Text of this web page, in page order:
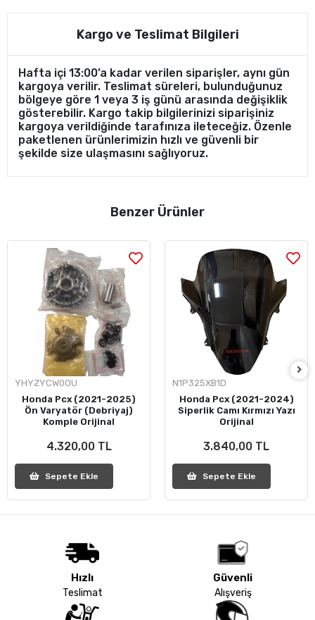
Kargo ve Teslimat Bilgileri
Hafta içi 13:00’a kadar verilen siparişler, aynı gün
kargoya verilir. Teslimat süreleri, bulunduğunuz
bölgeye göre 1 veya 3 iş günü arasında değişiklik
gösterebilir. Kargo takip bilgilerinizi siparişiniz
kargoya verildiğinde tarafınıza ileteceğiz. Özenle
paketlenen ürünlerimizin hızlı ve güvenli bir
şekilde size ulaşmasını sağlıyoruz.
Benzer Ürünler
YHYZYCW0OU
Honda Pcx (2021-2025)
Ön Varyatör (Debriyaj)
Komple Orijinal
4.320,00 TL
Sepete Ekle
N1P325XB1D
Honda Pcx (2021-2024)
Siperlik Camı Kırmızı Yazı
Orijinal
3.840,00 TL
Sepete Ekle
Hızlı
Teslimat
Güvenli
Alışveriş